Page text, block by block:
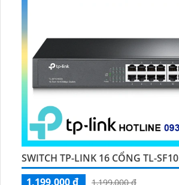
SWITCH TP-LINK 16 CỔNG TL-
1,199,000 ₫
1,199,000 ₫